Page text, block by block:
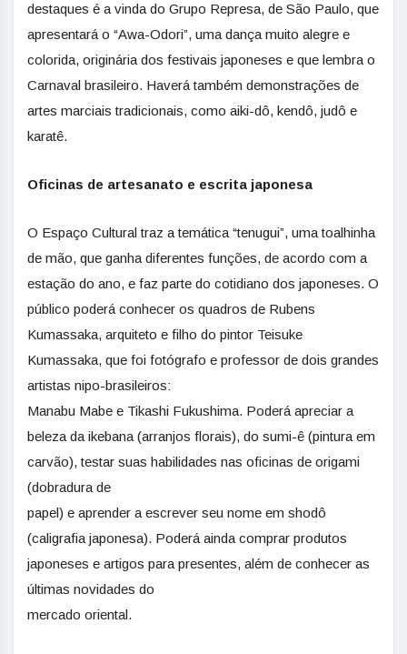
destaques é a vinda do Grupo Represa, de São Paulo, que
apresentará o “Awa-Odori”, uma dança muito alegre e
colorida, originária dos festivais japoneses e que lembra o
Carnaval brasileiro. Haverá também demonstrações de
artes marciais tradicionais, como aiki-dô, kendô, judô e
karatê.
Oficinas de artesanato e escrita japonesa
O Espaço Cultural traz a temática “tenugui”, uma toalhinha
de mão, que ganha diferentes funções, de acordo com a
estação do ano, e faz parte do cotidiano dos japoneses. O
público poderá conhecer os quadros de Rubens
Kumassaka, arquiteto e filho do pintor Teisuke
Kumassaka, que foi fotógrafo e professor de dois grandes
artistas nipo-brasileiros:
Manabu Mabe e Tikashi Fukushima. Poderá apreciar a
beleza da ikebana (arranjos florais), do sumi-ê (pintura em
carvão), testar suas habilidades nas oficinas de origami
(dobradura de
papel) e aprender a escrever seu nome em shodô
(caligrafia japonesa). Poderá ainda comprar produtos
japoneses e artigos para presentes, além de conhecer as
últimas novidades do
mercado oriental.